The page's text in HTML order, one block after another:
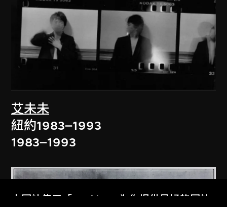
艾未未
紐約1983–1993
1983–1993
本网站使用「Cookies」为你提供最好的网站